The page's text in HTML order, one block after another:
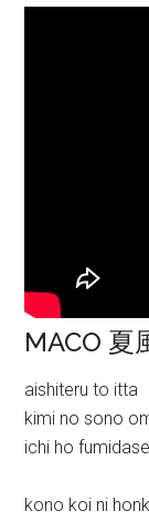
MACO 夏
aishiteru to itta
kimi no sono
ichi ho
kono koi ni